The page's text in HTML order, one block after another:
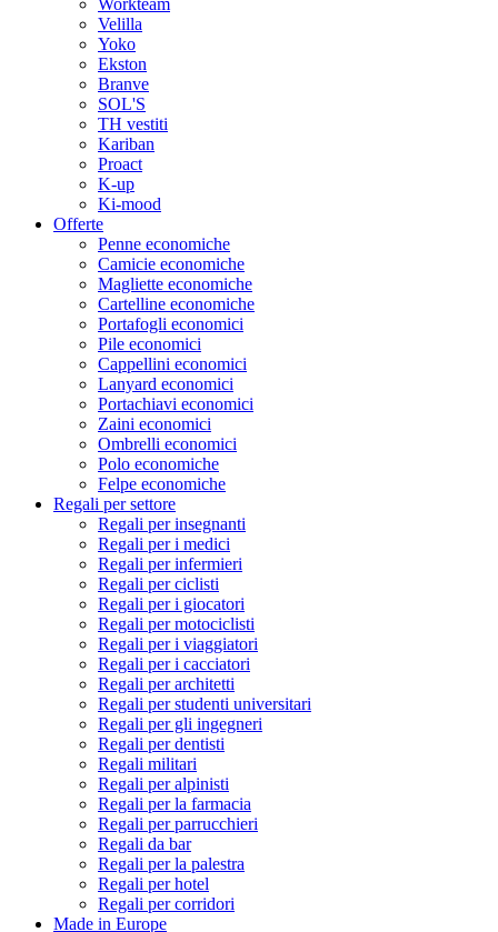
Velilla
Yoko
Ekston
Branve
SOL'S
TH vestiti
Kariban
Proact
K-up
Ki-mood
Offerte
Penne economiche
Camicie economiche
Magliette economiche
Cartelline economiche
Portafogli economici
Pile economici
Cappellini economici
Lanyard economici
Portachiavi economici
Zaini economici
Ombrelli economici
Polo economiche
Felpe economiche
Regali per settore
Regali per insegnanti
Regali per i medici
Regali per infermieri
Regali per ciclisti
Regali per i giocatori
Regali per motociclisti
Regali per i viaggiatori
Regali per i cacciatori
Regali per architetti
Regali per studenti universitari
Regali per gli ingegneri
Regali per dentisti
Regali militari
Regali per alpinisti
Regali per la farmacia
Regali per parrucchieri
Regali da bar
Regali per la palestra
Regali per hotel
Regali per corridori
Made in Europe